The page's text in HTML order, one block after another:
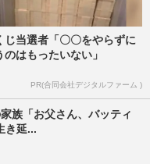
じ当選者「〇〇をやらずに
のはもったいない」
PR(合同会社デジタルファーム )
族「お父さん、バッティ
き延...